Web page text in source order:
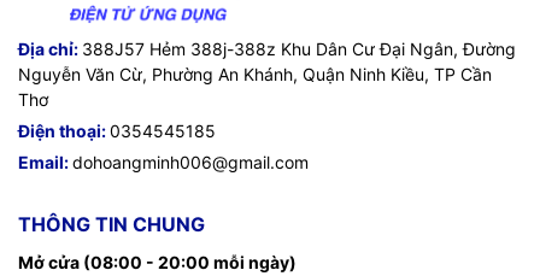
Địa chỉ: 388J57 Hẻm 388j-388z Khu Dân Cư Đại Ngân, Đường
Nguyễn Văn Cừ, Phường An Khánh, Quận Ninh Kiều, TP Cần
Thơ
Điện thoại:0354545185
Email:dohoangminh006@gmail.com
THÔNG TIN CHUNG
Mở cửa (08:00 - 20:00 mỗi ngày)